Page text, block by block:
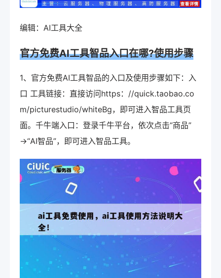
编辑：AI工具大全
官方免费AI工具智品入口在哪?使用步骤
1、官方免费AI工具智品的入口及使用步骤如下：入
口 工具链接：直接访问https：//quick.taobao.co
m/picturestudio/whiteBg，即可进入智品工具页
面。千牛端入口：登录千牛平台，依次点击“商品”
→“AI智品”，即可进入智品工具。